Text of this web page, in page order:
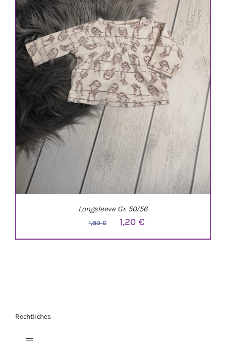
IN DEN WARENKORB / DETAILS
Longsleeve Gr. 50/56
1,80€
Ursprünglicher
Preis
1,20€
Preis
Rechtliches